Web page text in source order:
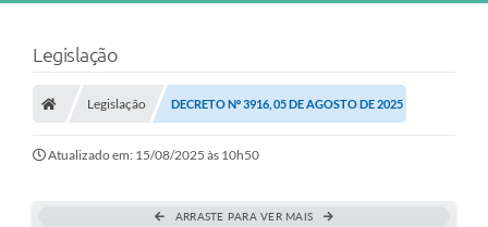
A Prefeitura
Município
Turismo
Transparência
Legislação
Legislação DECRETO Nº 3916, 05 DE AGOSTO DE 2025
Atualizado em: 15/08/2025 às 10h50
ARRASTE PARA VER MAIS